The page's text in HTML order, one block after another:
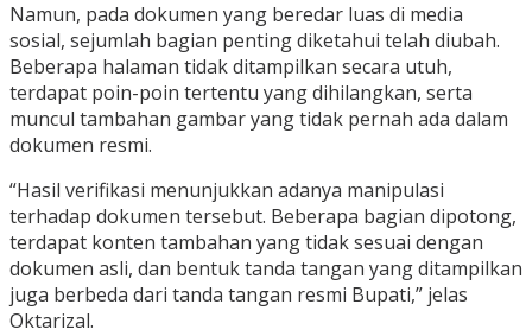
Namun, pada dokumen yang beredar luas di media
sosial, sejumlah bagian penting diketahui telah diubah.
Beberapa halaman tidak ditampilkan secara utuh,
terdapat poin-poin tertentu yang dihilangkan, serta
muncul tambahan gambar yang tidak pernah ada dalam
dokumen resmi.
“Hasil verifikasi menunjukkan adanya manipulasi
terhadap dokumen tersebut. Beberapa bagian dipotong,
terdapat konten tambahan yang tidak sesuai dengan
dokumen asli, dan bentuk tanda tangan yang ditampilkan
juga berbeda dari tanda tangan resmi Bupati,” jelas
Oktarizal.